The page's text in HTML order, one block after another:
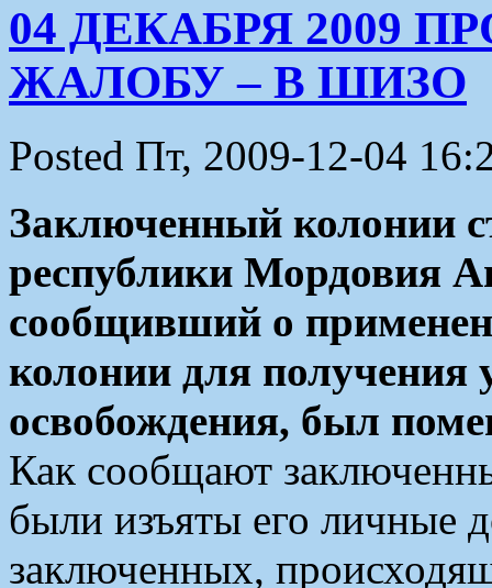
04 ДЕКАБРЯ 2009
ЖАЛОБУ – В ШИЗО
Posted Пт, 2009-12-04
Заключенный колонии
республики Мордовия
сообщивший о
колонии для получения
освобождения, был
Как сообщают
были изъяты его личные
заключенных,